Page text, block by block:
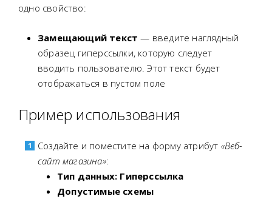
одно свойство:
Замещающий текст — введите наглядный
образец гиперссылки, которую следует
вводить пользователю. Этот текст будет
отображаться в пустом поле
Пример использования
Создайте и поместите на форму атрибут «Веб-
сайт магазина»:
Тип данных: Гиперссылка
Допустимые схемы